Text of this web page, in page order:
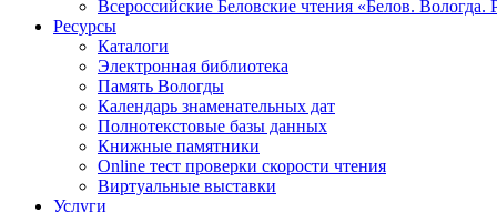
Всероссийские Беловские чтения «Белов. Вологда.
Ресурсы
Каталоги
Электронная библиотека
Память Вологды
Календарь знаменательных дат
Полнотекстовые базы данных
Книжные памятники
Online тест проверки скорости чтения
Виртуальные выставки
Услуги